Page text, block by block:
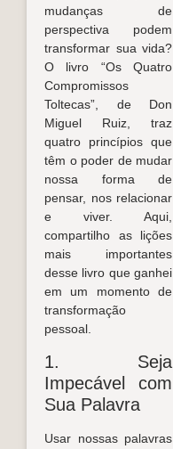
mudanças de
perspectiva podem
transformar sua vida?
O livro “Os Quatro
Compromissos
Toltecas”, de Don
Miguel Ruiz, traz
quatro princípios que
têm o poder de mudar
nossa forma de
pensar, nos relacionar
e viver. Aqui,
compartilho as lições
mais importantes
desse livro que ganhei
em um momento de
transformação
pessoal.
1. Seja
Impecável com
Sua Palavra
Usar nossas palavras